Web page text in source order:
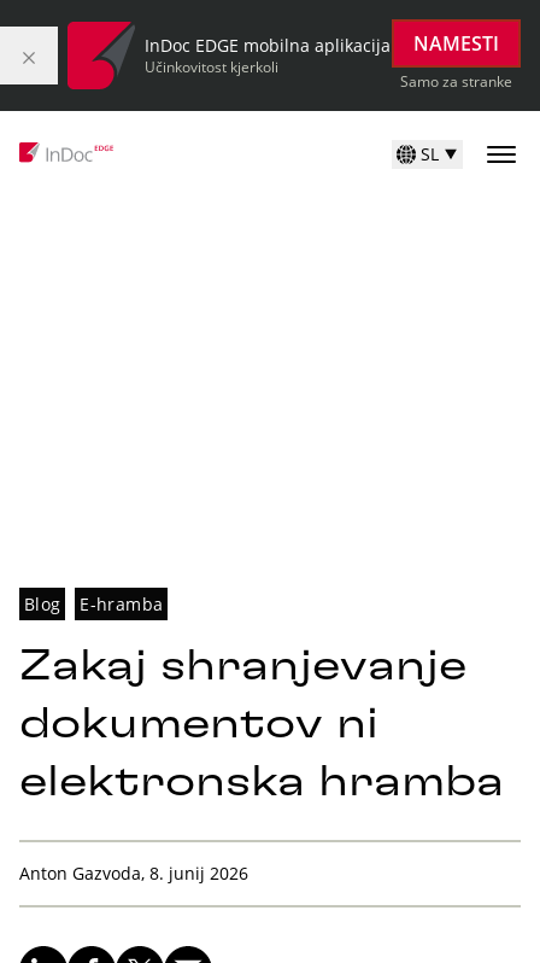
InDoc EDGE mobilna aplikacija
Učinkovitost kjerkoli
NAMESTI
Samo za stranke
SL
Blog E-hramba
Zakaj shranjevanje
dokumentov ni
elektronska hramba
Anton Gazvoda, 8. junij 2026